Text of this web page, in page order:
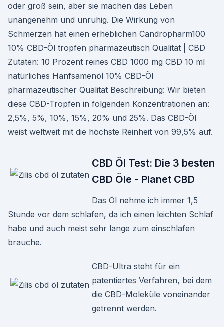
oder groß sein, aber sie machen das Leben
unangenehm und unruhig. Die Wirkung von
Schmerzen hat einen erheblichen Candropharm100
10% CBD-Öl tropfen pharmazeutisch Qualität | CBD
Zutaten: 10 Prozent reines CBD 1000 mg CBD 10 ml
natürliches Hanfsamenöl 10% CBD-Öl
pharmazeutischer Qualität Beschreibung: Wir bieten
diese CBD-Tropfen in folgenden Konzentrationen an:
2,5%, 5%, 10%, 15%, 20% und 25%. Das CBD-Öl
weist weltweit mit die höchste Reinheit von 99,5% auf.
CBD Öl Test: Die 3 besten
CBD Öle - Planet CBD
Das Öl nehme ich immer 1,5
Stunde vor dem schlafen, da ich einen leichten Schlaf
habe und auch meist sehr lange zum einschlafen
brauche.
CBD-Ultra steht für ein
patentiertes Verfahren, bei dem
die CBD-Moleküle voneinander
getrennt werden.